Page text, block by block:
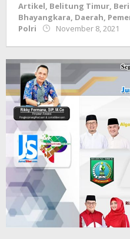
Artikel, Belitung Timur,
Bhayangkara, Daerah,
Polri
November 8, 2021